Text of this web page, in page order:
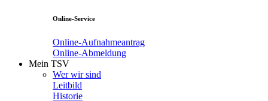
Online-Service
Online-Aufnahmeantrag
Online-Abmeldung
Mein TSV
Wer wir sind
Leitbild
Historie